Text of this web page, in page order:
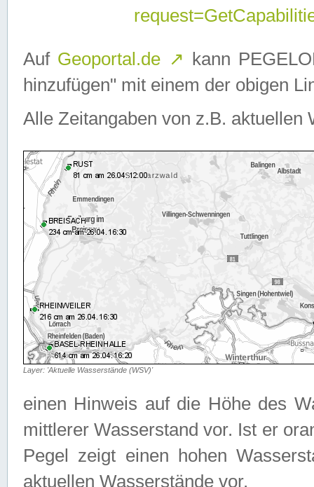
Auf Geoportal.de ↗ kann
hinzufügen" mit einem der obigen
Alle Zeitangaben von z.B. aktuellen
Layer: 'Aktuelle Wasserstände (WSV)'
einen Hinweis auf die Höhe des
mittlerer Wasserstand vor. Ist er
Pegel zeigt einen hohen
aktuellen Wasserstände vor.